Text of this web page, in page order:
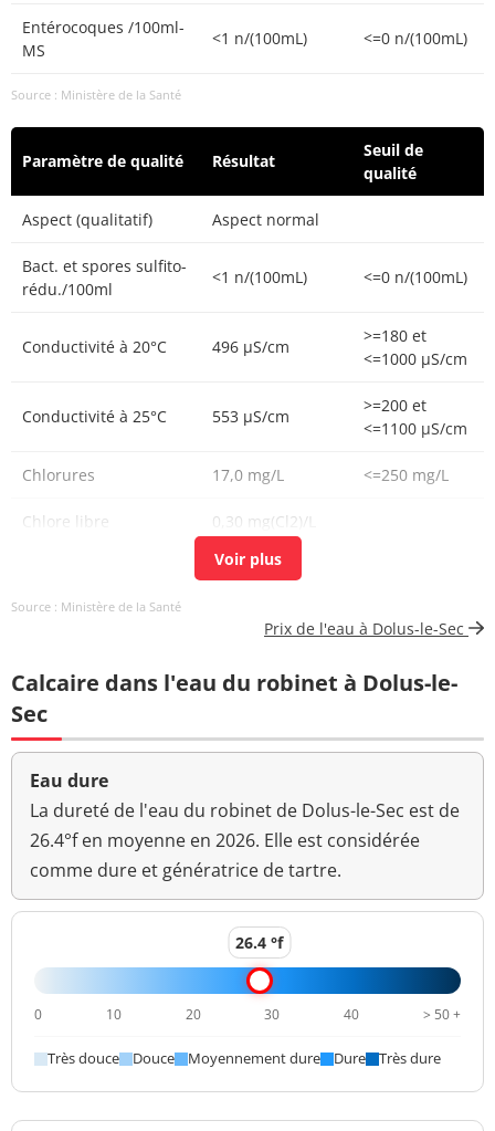
Entérocoques /100ml-
MS
<1 n/(100mL) <=0 n/(100mL)
Source : Ministère de la Santé
Paramètre de qualité Résultat
Seuil de
qualité
Aspect (qualitatif) Aspect normal
Bact. et spores sulfito-
rédu./100ml
<1 n/(100mL) <=0 n/(100mL)
Conductivité à 20°C 496 µS/cm
>=180 et
<=1000 µS/cm
Conductivité à 25°C 553 µS/cm
>=200 et
<=1100 µS/cm
Chlorures 17,0 mg/L <=250 mg/L
Chlore libre 0,30 mg(Cl2)/L
0,32 mg(Cl2)/L
Carbone organique
<0,30 mg(C)/L <=2 mg(C)/L
Coloration <5 mg(Pt)/L <=15 mg(Pt)/L
Couleur (qualitatif)
changement
Bactéries coliformes
/100ml-MS
<1 n/(100mL) <=0 n/(100mL)
à 22°-68h
<1 n/mL
Bact. aér. revivifiables
<1 n/mL
>=6,5 et <=9
Source : Ministère de la Santé
Prix de l'eau à Dolus-le-Sec
Calcaire dans l'eau du robinet à Dolus-le-
Sec
Eau dure
La dureté de l'eau du robinet de Dolus-le-Sec est de
26.4°f en moyenne en 2026. Elle est considérée
comme dure et génératrice de tartre.
26.4 °f
0 10 20 30 40 > 50 +
Très douce Douce Moyennement dure Dure Très dure